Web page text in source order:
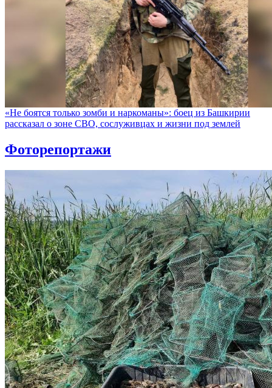
«Не боятся только зомби и наркоманы»: боец из Башкирии
рассказал о зоне СВО, сослуживцах и жизни под землей
Фоторепортажи